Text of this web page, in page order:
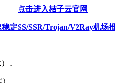
点击进入桔子云官网
稳定SS/SSR/Trojan/V2Ray机场
。
。